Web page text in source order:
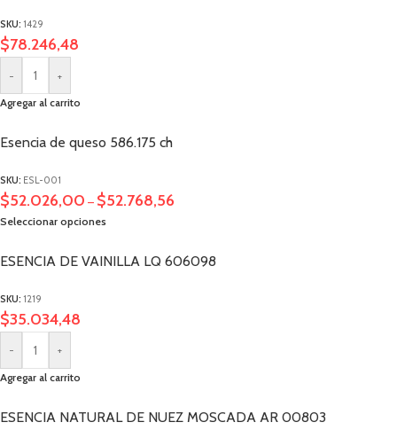
SKU: 1429
$78.246,48
- +
Agregar al carrito
Esencia de queso 586.175 ch
SKU: ESL-001
$52.026,00 – $52.768,56
Seleccionar opciones
ESENCIA DE VAINILLA LQ 606098
SKU: 1219
$35.034,48
- +
Agregar al carrito
ESENCIA NATURAL DE NUEZ MOSCADA AR 00803